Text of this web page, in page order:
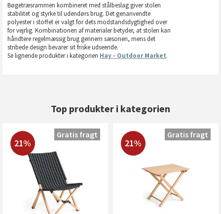
Bøgetræsrammen kombineret med stålbeslag giver stolen
stabilitet og styrke til udendørs brug. Det genanvendte
polyester i stoffet er valgt for dets modstandsdygtighed over
for vejrlig. Kombinationen af materialer betyder, at stolen kan
håndtere regelmæssig brug gennem sæsonen, mens det
stribede design bevarer sit friske udseende.
Se lignende produkter i kategorien Hay - Outdoor Market.
Top produkter i kategorien
21%
Gratis fragt
21%
Gratis fragt